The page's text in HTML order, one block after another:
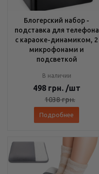
Блогерский набор -
подставка для телефона
с караоке-динамиком, 2
микрофонами и
подсветкой
В наличии
498 грн. /шт
1038грн.
Подробнее